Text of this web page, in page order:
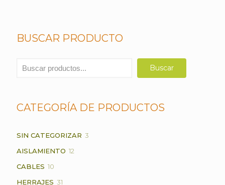
BUSCAR PRODUCTO
Buscar Buscar
CATEGORÍA DE PRODUCTOS
SIN CATEGORIZAR 3
AISLAMIENTO 12
CABLES 10
HERRAJES 31